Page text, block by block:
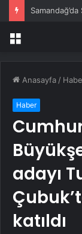
Menü
Anasayfa /
Haber
adayı
katıldı